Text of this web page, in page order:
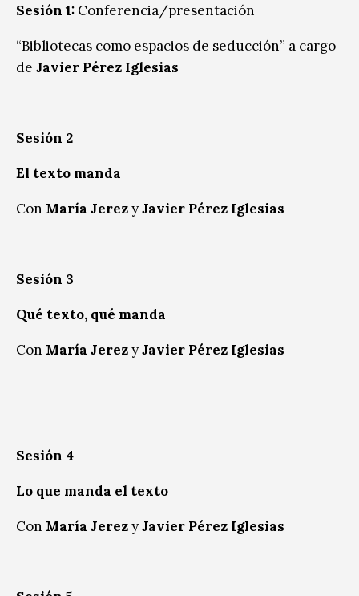
Sesión 1: Conferencia/presentación
“Bibliotecas como espacios de seducción” a cargo
de Javier Pérez Iglesias
Sesión 2
El texto manda
Con María JerezyJavier Pérez Iglesias
Sesión 3
Qué texto, qué manda
Con María JerezyJavier Pérez Iglesias
Sesión 4
Lo que manda el texto
Con María JerezyJavier Pérez Iglesias